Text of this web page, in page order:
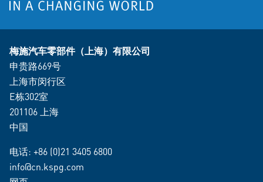
梅施汽车零部件（上海）有限公司
申贵路669号
上海市闵行区
E栋302室
201106 上海
中国
电话: +86 (0)21 3405 6800
info@cn.kspg.com